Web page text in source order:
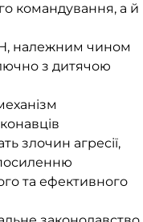
командування, а й
належним чином
з дитячою
злочин агресії,
та ефективного